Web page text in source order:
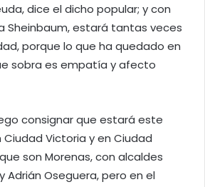
dice el dicho popular; y con
Sheinbaum, estará tantas veces
porque lo que ha quedado en
sobra es empatía y afecto
consignar que estará este
Victoria y en Ciudad
son Morenas, con alcaldes
Adrián Oseguera, pero en el